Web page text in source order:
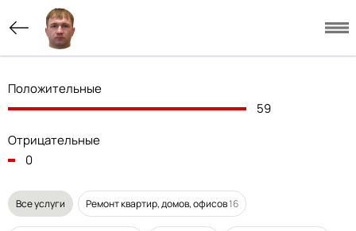
Положительные
59
Отрицательные
0
Все услуги Ремонт квартир, домов, офисов16